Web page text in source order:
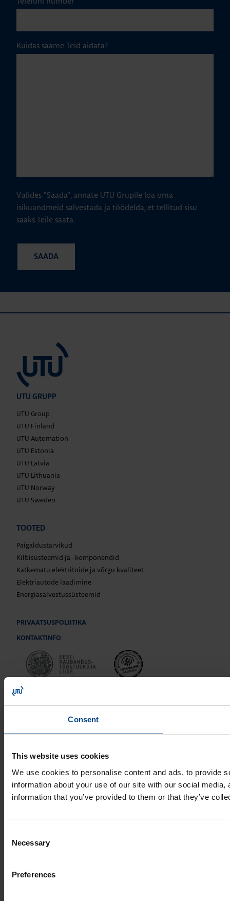
Consent
This website uses cookies
We use cookies to personalise content and ads, to provide
information about your use of our site with our social
information that you’ve provided to them or that they’ve
Selection
Necessary
Preferences
Kuidas saame Teid aidata?
Valides "Saada", annate UTU Grupile loa oma
isikuandmeid salvestada ja töödelda, et tellitud sisu
saaks Teile saata.
UTU GRUPP
UTU Group
UTU Finland
UTU Automation
UTU Estonia
UTU Latvia
UTU Lithuania
UTU Norway
UTU Sweden
TOOTED
Paigaldustarvikud
Kilbisüsteemid ja -komponendid
Katkematu elektritoide ja võrgu kvaliteet
Elektriautode laadimine
Energiasalvestussüsteemid
PRIVAATSUSPOLIITIKA
KONTAKTINFO
Privaatsuspoliitika